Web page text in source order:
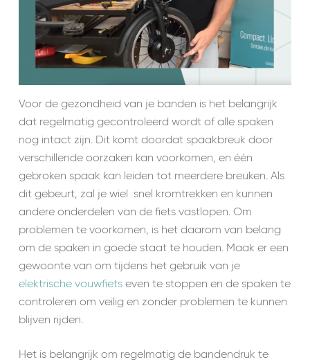
Voor de gezondheid van je banden is het belangrijk
dat regelmatig gecontroleerd wordt of alle spaken
nog intact zijn. Dit komt doordat spaakbreuk door
verschillende oorzaken kan voorkomen, en één
gebroken spaak kan leiden tot meerdere breuken. Als
dit gebeurt, zal je wiel snel kromtrekken en kunnen
andere onderdelen van de fiets vastlopen. Om
problemen te voorkomen, is het daarom van belang
om de spaken in goede staat te houden. Maak er een
gewoonte van om tijdens het gebruik van je
elektrische vouwfietseven te stoppen en de spaken te
controleren om veilig en zonder problemen te kunnen
blijven rijden.
Het is belangrijk om regelmatig de bandendruk te